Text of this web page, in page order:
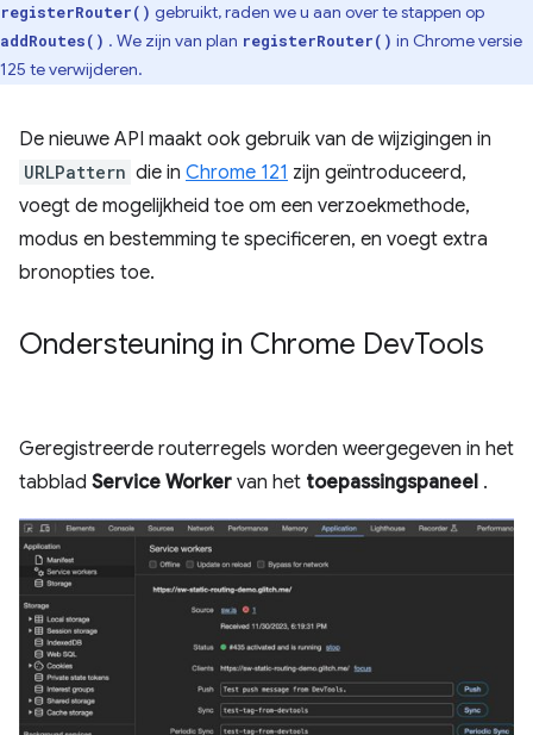
registerRouter() gebruikt, raden we u aan over te stappen op
addRoutes() . We zijn van plan registerRouter() in Chrome versie
125 te verwijderen.
De nieuwe API maakt ook gebruik van de wijzigingen in
URLPattern die in Chrome 121 zijn geïntroduceerd,
voegt de mogelijkheid toe om een ​​verzoekmethode,
modus en bestemming te specificeren, en voegt extra
bronopties toe.
Ondersteuning in Chrome DevTools
Geregistreerde routerregels worden weergegeven in het
tabblad Service Worker van het toepassingspaneel .